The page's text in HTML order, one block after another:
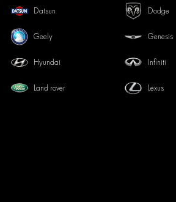
Datsun Dodge
Geely Genesis
Hyundai Infiniti
Land rover Lexus